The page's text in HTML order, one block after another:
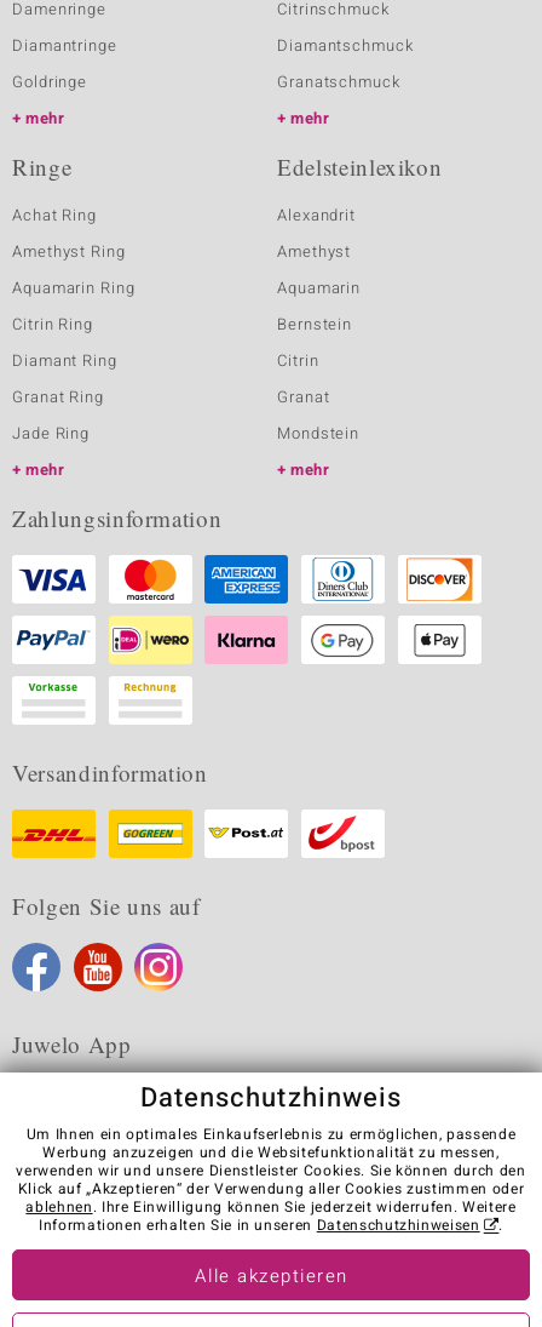
Damenringe
Diamantringe
Goldringe
mehr
Citrinschmuck
Diamantschmuck
Granatschmuck
mehr
Ringe
Achat Ring
Amethyst Ring
Aquamarin Ring
Citrin Ring
Diamant Ring
Granat Ring
Jade Ring
mehr
Edelsteinlexikon
Alexandrit
Amethyst
Aquamarin
Bernstein
Citrin
Granat
Mondstein
mehr
Zahlungsinformation
Versandinformation
Folgen Sie uns auf
Juwelo App
Karriere AGB Datenschutz Cookies
Impressum
Kontakt
Vertrag widerrufen
Visit our stores in other countries:
Datenschutzhinweis
Um Ihnen ein optimales Einkaufserlebnis zu ermöglichen, passende
Werbung anzuzeigen und die Websitefunktionalität zu messen,
verwenden wir und unsere Dienstleister Cookies. Sie können durch den
Klick auf „Akzeptieren“ der Verwendung aller Cookies zustimmen oder
ablehnen. Ihre Einwilligung können Sie jederzeit widerrufen. Weitere
Informationen erhalten Sie in unseren Datenschutzhinweisen .
Alle akzeptieren